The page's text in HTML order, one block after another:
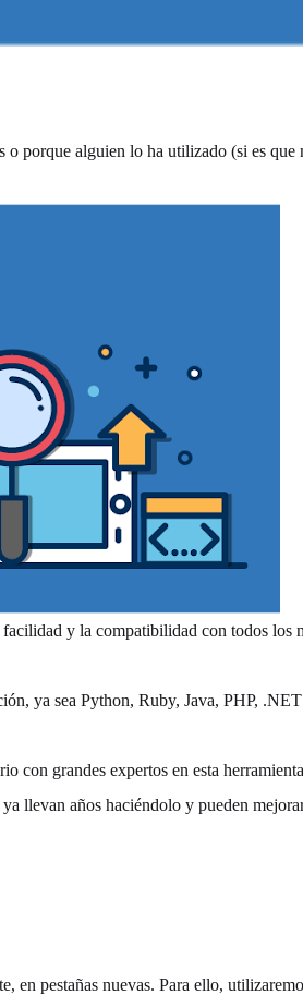
o porque alguien lo ha utilizado (si es que
y la compatibilidad con todos los
ya sea Python, Ruby, Java, PHP,
grandes expertos en esta
llevan años haciéndolo y pueden
en pestañas nuevas. Para ello,